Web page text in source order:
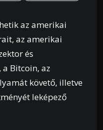
az amerikai
az amerikai
és
Bitcoin, az
követő, illetve
leképező